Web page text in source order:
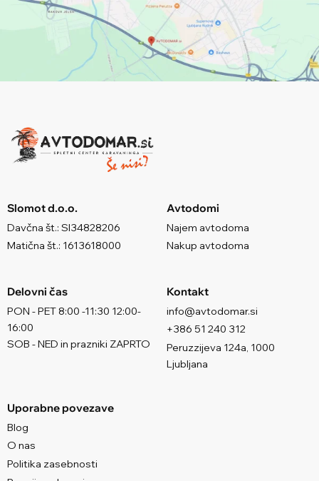
Slomot d.o.o.
Davčna št.: SI34828206
Matična št.: 1613618000
Avtodomi
Najem avtodoma
Nakup avtodoma
Delovni čas
PON - PET 8:00 -11:30 12:00-
16:00
SOB - NED in prazniki ZAPRTO
Kontakt
info@avtodomar.si
+386 51 240 312
Peruzzijeva 124a, 1000
Ljubljana
Uporabne povezave
Blog
O nas
Politika zasebnosti